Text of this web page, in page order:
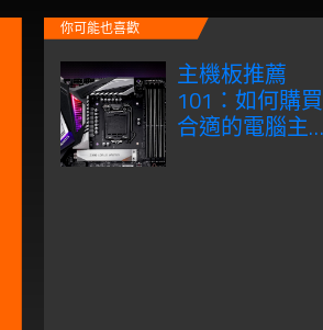
你可能也喜歡
主機板推薦
101：如何購買
合適的電腦主